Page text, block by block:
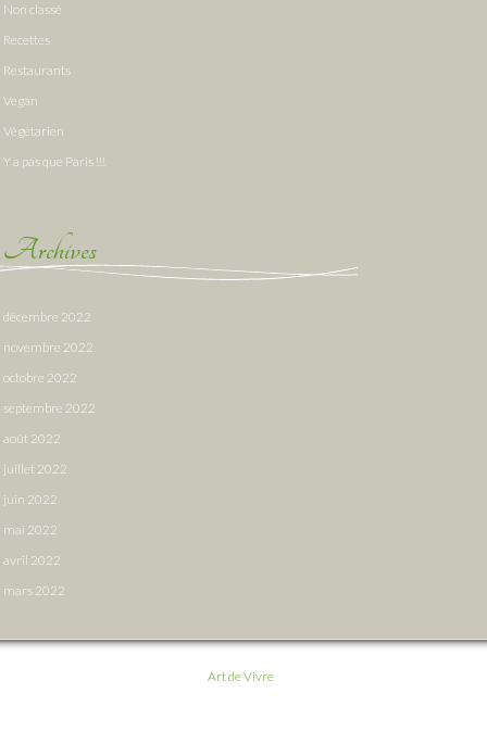
Non classé
Recettes
Restaurants
Vegan
Végétarien
Y a pas que Paris !!!
Archives
décembre 2022
novembre 2022
octobre 2022
septembre 2022
août 2022
juillet 2022
juin 2022
mai 2022
avril 2022
mars 2022
Art de Vivre